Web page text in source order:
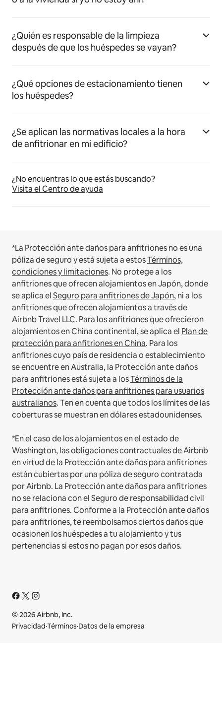
¿Quién es responsable de la limpieza
después de que los huéspedes se vayan?
¿Qué opciones de estacionamiento tienen
los huéspedes?
¿Se aplican las normativas locales a la hora
de anfitrionar en mi edificio?
¿No encuentras lo que estás buscando?
Visita el Centro de ayuda
*La Protección ante daños para anfitriones no es una
póliza de seguro y está sujeta a estosTérminos,
condiciones y limitaciones. No protege a los
anfitriones que ofrecen alojamientos en Japón, donde
se aplica elSeguro para anfitriones de Japón, ni a los
anfitriones que ofrecen alojamientos a través de
Airbnb Travel LLC. Para los anfitriones que ofrecieron
alojamientos en China continental, se aplica el Plan de
protección para anfitriones en China. Para los
anfitriones cuyo país de residencia o establecimiento
se encuentre en Australia, la Protección ante daños
para anfitriones está sujeta a losTérminos de la
Protección ante daños para anfitriones para usuarios
australianos. Ten en cuenta que todos los límites de las
coberturas se muestran en dólares estadounidenses.
*En el caso de los alojamientos en el estado de
Washington, las obligaciones contractuales de Airbnb
en virtud de la Protección ante daños para anfitriones
están cubiertas por una póliza de seguro contratada
por Airbnb. La Protección ante daños para anfitriones
no se relaciona con el Seguro de responsabilidad civil
para anfitriones. Conforme a la Protección ante daños
para anfitriones, te reembolsamos ciertos daños que
ocasionen los huéspedes a tu alojamiento y tus
pertenencias si estos no pagan por esos daños.
© 2026 Airbnb, Inc.
Privacidad·Términos·Datos de la empresa